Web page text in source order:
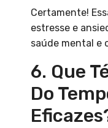
Certamente!
estresse e
saúde mental e
6. Que
Do